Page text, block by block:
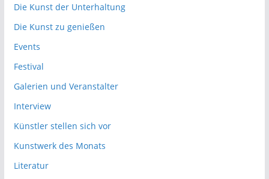
Die Kunst der Unterhaltung
Die Kunst zu genießen
Events
Festival
Galerien und Veranstalter
Interview
Künstler stellen sich vor
Kunstwerk des Monats
Literatur